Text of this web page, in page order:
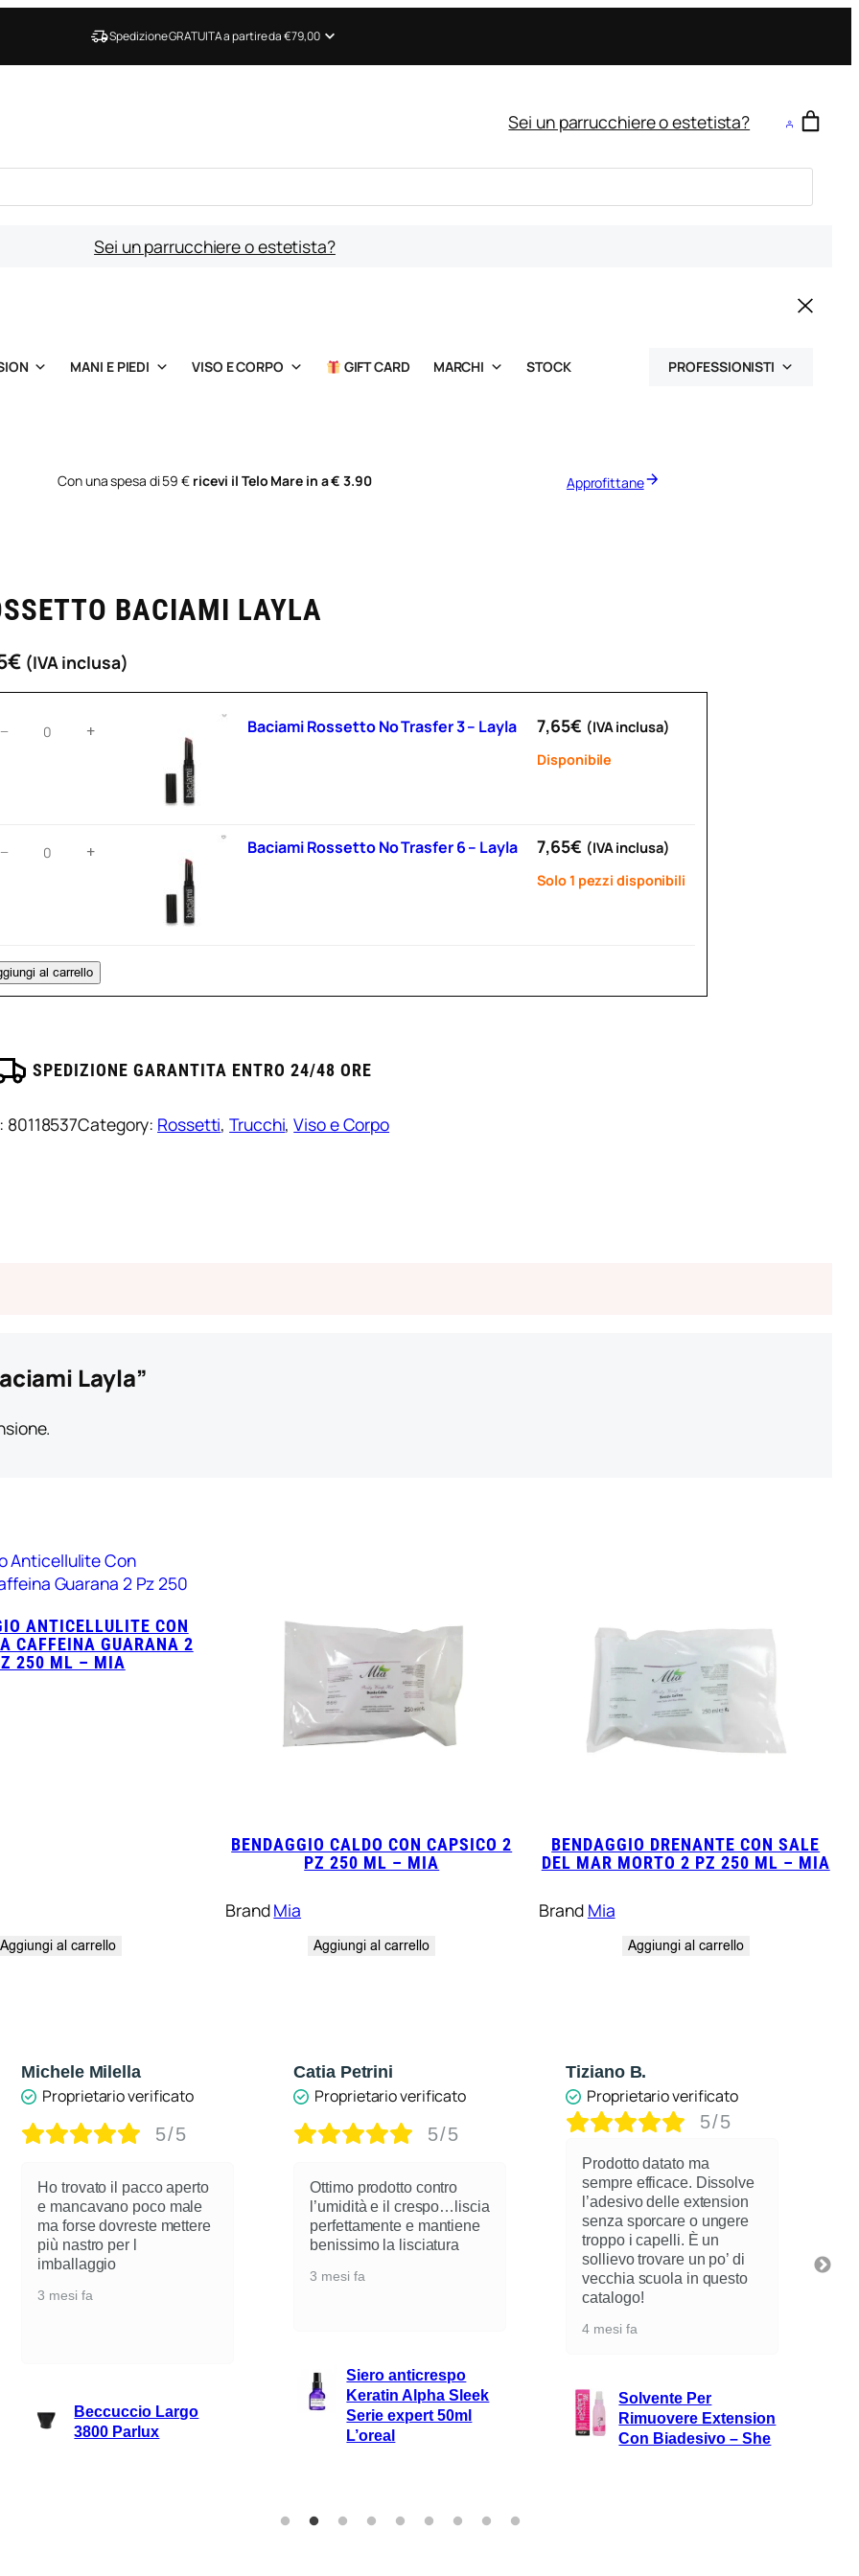
Spedizione GRATUITA a partire da €79,00
Sei un parrucchiere o estetista?
Sei un parrucchiere o estetista?
MANI E PIEDI VISO E CORPO GIFT CARD MARCHI STOCK PROFESSIONISTI
Con una spesa di 59 € ricevi il Telo Mare in a € 3.90 Approfittane
BACIAMI LAYLA
€ (IVA inclusa)
Baciami
− + Baciami Rossetto No Trasfer 3 – Layla 7,65€ (IVA inclusa)
Disponibile
Baciami
− + Baciami Rossetto No Trasfer 6 – Layla 7,65€ (IVA inclusa)
Solo 1 pezzi disponibili
al carrello
SPEDIZIONE GARANTITA ENTRO 24/48 ORE
80118537Category: Rossetti, Trucchi, Viso e Corpo
Layla”
ANTICELLULITE CON
CAFFEINA GUARANA 2
250 ML – MIA
Aggiungi al carrello
BENDAGGIO CALDO CON CAPSICO 2
PZ 250 ML – MIA
BrandMia
Aggiungi al carrello
BENDAGGIO DRENANTE CON SALE
DEL MAR MORTO 2 PZ 250 ML – MIA
Brand Mia
Aggiungi al carrello
Catia Petrini
Proprietario verificato
Ottimo prodotto contro
l’umidità e il crespo…liscia
perfettamente e mantiene
Keratin Alpha Sleek
Serie expert 50ml
Proprietario verificato
sempre efficace. Dissolve
l’adesivo delle extension
senza sporcare o ungere
troppo i capelli. È un
Solvente Per
Rimuovere Extension
Con Biadesivo – She
Proprietario verificato
Ottimo spray per la
riscrescita dei capelli, non
unge ,non sporca ed e ‘
molto coprente, lo
consiglio tanto
L’Oreal/Mb
Brown